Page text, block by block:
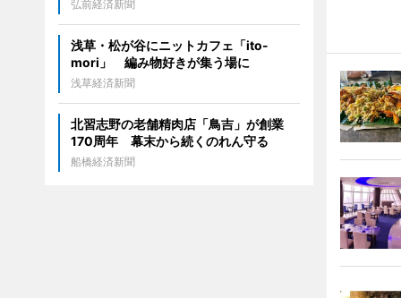
弘前経済新聞
浅草・松が谷にニットカフェ「ito-
mori」 編み物好きが集う場に
浅草経済新聞
北習志野の老舗精肉店「鳥吉」が創業
170周年 幕末から続くのれん守る
船橋経済新聞